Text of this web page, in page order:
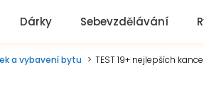
Dárky Sebevzdělávání
a vybavení bytu TEST 19+ nejlepších